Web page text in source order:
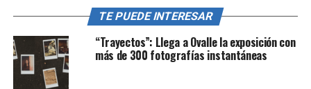
TE PUEDE INTERESAR
“Trayectos”: Llega a Ovalle la exposición con
más de 300 fotografías instantáneas